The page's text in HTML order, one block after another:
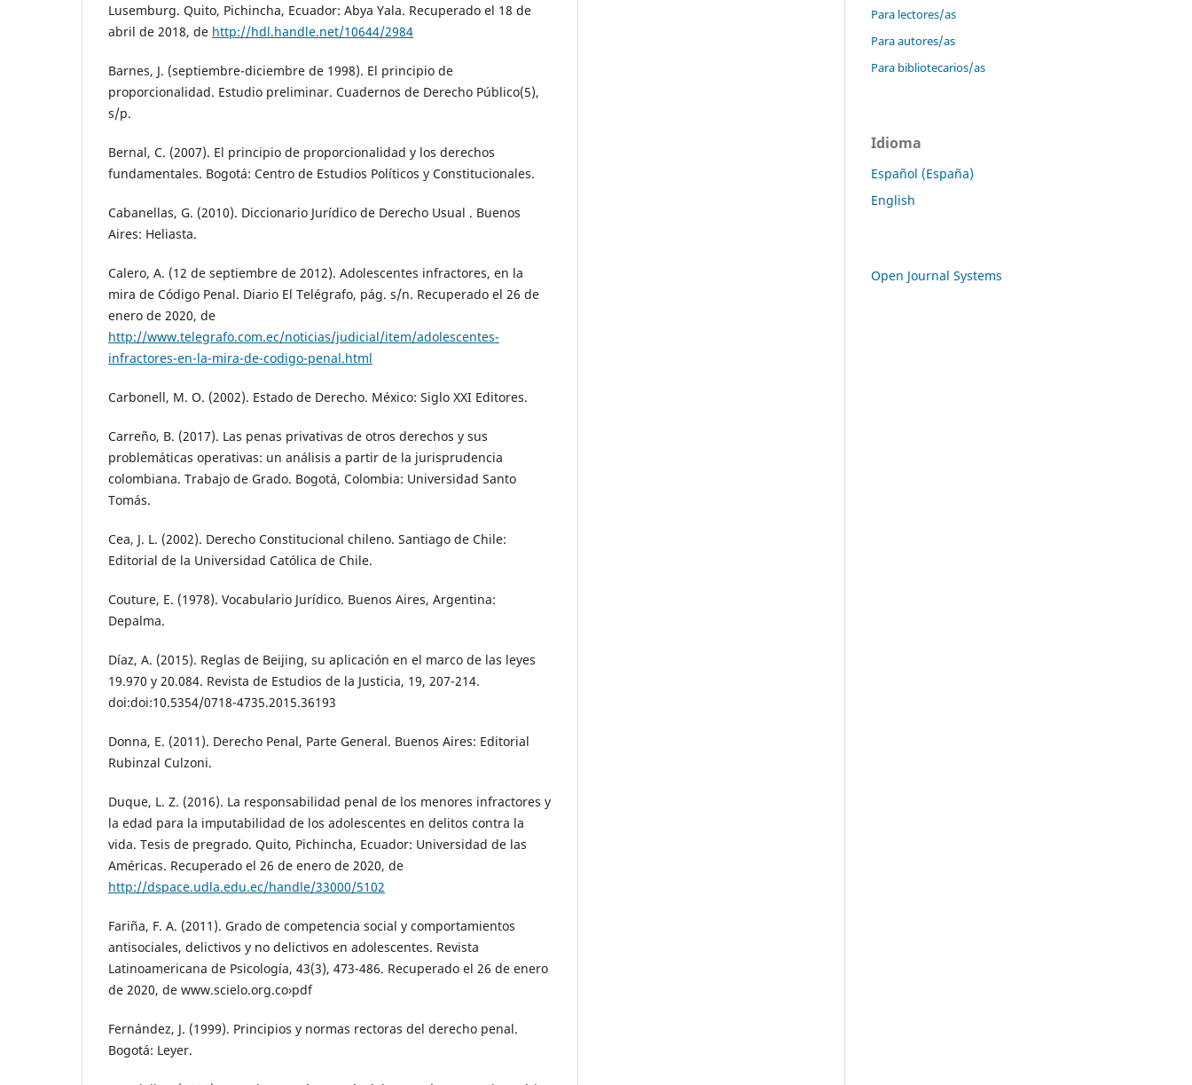
Lusemburg. Quito, Pichincha, Ecuador: Abya Yala. Recuperado el 18 de
abril de 2018, de http://hdl.handle.net/10644/2984
Barnes, J. (septiembre-diciembre de 1998). El principio de
proporcionalidad. Estudio preliminar. Cuadernos de Derecho Público(5),
s/p.
Bernal, C. (2007). El principio de proporcionalidad y los derechos
fundamentales. Bogotá: Centro de Estudios Políticos y Constitucionales.
Cabanellas, G. (2010). Diccionario Jurídico de Derecho Usual . Buenos
Aires: Heliasta.
Calero, A. (12 de septiembre de 2012). Adolescentes infractores, en la
mira de Código Penal. Diario El Telégrafo, pág. s/n. Recuperado el 26 de
enero de 2020, de
http://www.telegrafo.com.ec/noticias/judicial/item/adolescentes-
infractores-en-la-mira-de-codigo-penal.html
Carbonell, M. O. (2002). Estado de Derecho. México: Siglo XXI Editores.
Carreño, B. (2017). Las penas privativas de otros derechos y sus
problemáticas operativas: un análisis a partir de la jurisprudencia
colombiana. Trabajo de Grado. Bogotá, Colombia: Universidad Santo
Tomás.
Cea, J. L. (2002). Derecho Constitucional chileno. Santiago de Chile:
Editorial de la Universidad Católica de Chile.
Couture, E. (1978). Vocabulario Jurídico. Buenos Aires, Argentina:
Depalma.
Díaz, A. (2015). Reglas de Beijing, su aplicación en el marco de las leyes
19.970 y 20.084. Revista de Estudios de la Justicia, 19, 207-214.
doi:doi:10.5354/0718-4735.2015.36193
Donna, E. (2011). Derecho Penal, Parte General. Buenos Aires: Editorial
Rubinzal Culzoni.
Duque, L. Z. (2016). La responsabilidad penal de los menores infractores y
la edad para la imputabilidad de los adolescentes en delitos contra la
vida. Tesis de pregrado. Quito, Pichincha, Ecuador: Universidad de las
Américas. Recuperado el 26 de enero de 2020, de
http://dspace.udla.edu.ec/handle/33000/5102
Fariña, F. A. (2011). Grado de competencia social y comportamientos
antisociales, delictivos y no delictivos en adolescentes. Revista
Latinoamericana de Psicología, 43(3), 473-486. Recuperado el 26 de enero
de 2020, de www.scielo.org.co›pdf
Fernández, J. (1999). Principios y normas rectoras del derecho penal.
Bogotá: Leyer.
Para lectores/as
Para autores/as
Para bibliotecarios/as
Idioma
Español (España)
English
Open Journal Systems